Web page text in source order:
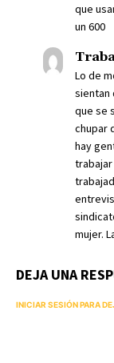
que
un 600
Lo de
sientan
que se
chupar
hay
mujer.
DEJA UNA
INICIAR SESIÓN PARA